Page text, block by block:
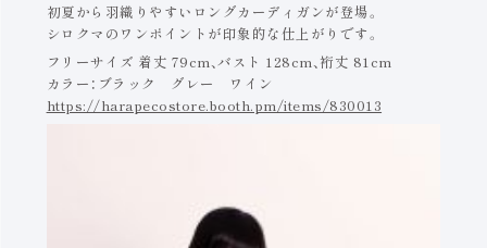
初夏から羽織りやすいロングカーディガンが登場。
シロクマのワンポイントが印象的な仕上がりです。
フリーサイズ 着丈 79cm、バスト 128cm、裄丈 81cm
カラー：ブラック グレー ワイン
https://harapecostore.booth.pm/items/830013